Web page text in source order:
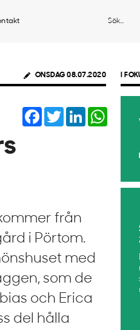
Sök
ONSDAG 08.07.2020
Facebook
TwitterLinkedIn
från
i Pörtom.
med
som de
och Erica
del hålla
I